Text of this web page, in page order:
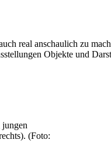
real anschaulich zu
Objekte und
(Foto: